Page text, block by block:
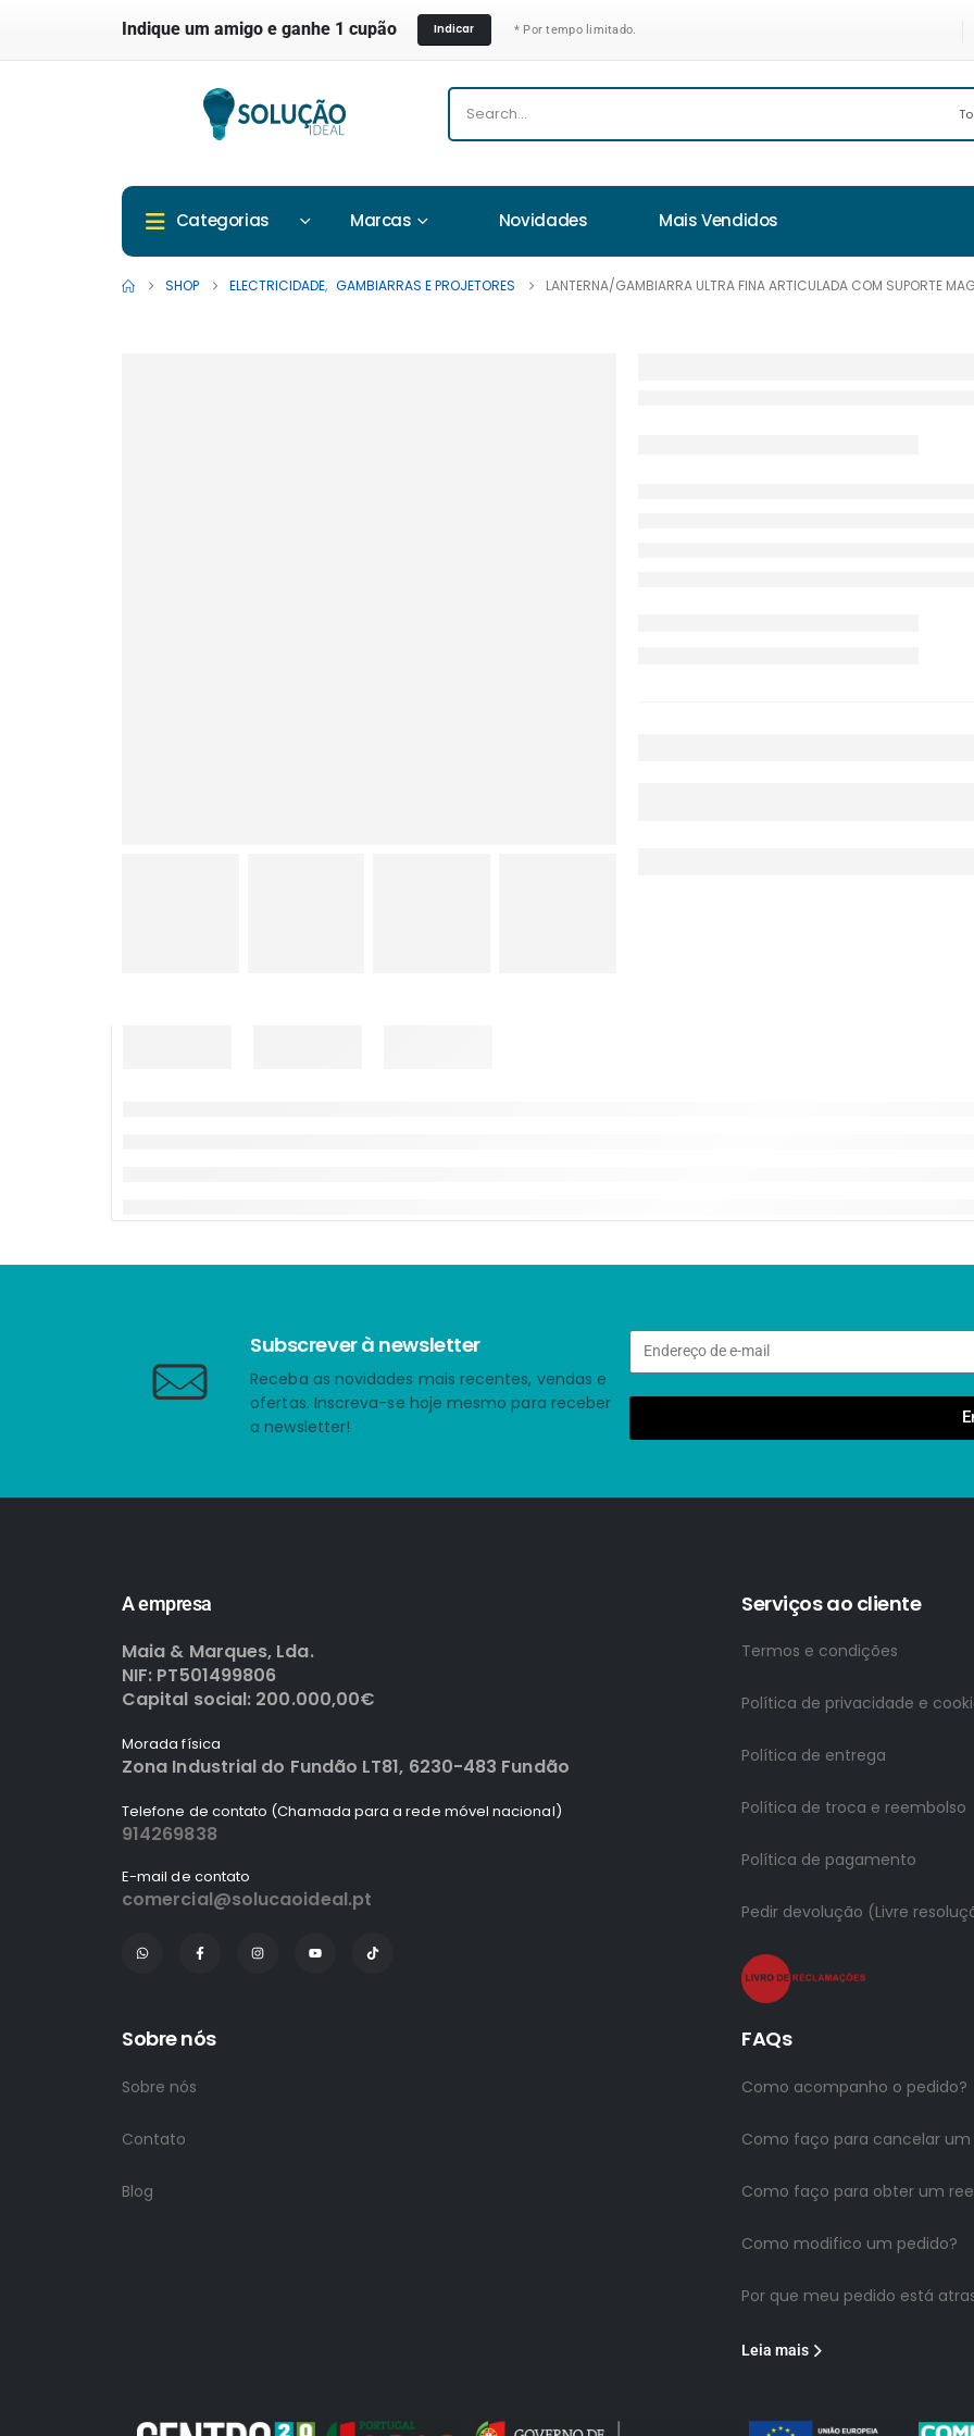
Indique um amigo e ganhe 1 cupão Indicar * Por tempo limitado.
Categorias Marcas Novidades Mais Vendidos
SHOP ELECTRICIDADE, GAMBIARRAS E PROJETORES LANTERNA/GAMBIARRA ULTRA FINA ARTICULADA COM SUPORTE
Subscrever à newsletter
Receba as novidades mais recentes, vendas e
ofertas. Inscreva-se hoje mesmo para receber
a newsletter!
A empresa
Maia & Marques, Lda.
NIF: PT501499806
Capital social: 200.000,00€
Morada física
Zona Industrial do Fundão LT81, 6230-483 Fundão
Telefone de contato (Chamada para a rede móvel nacional)
914269838
E-mail de contato
comercial@solucaoideal.pt
Serviços ao cliente
Termos e condições
Política de privacidade e
Política de entrega
Política de troca e reembolso
Política de pagamento
Pedir devolução (Livre
Sobre nós
Sobre nós
Contato
Blog
FAQs
Como acompanho o pedido?
Como faço para cancelar um
Como faço para obter um
Como modifico um pedido?
Por que meu pedido está
Leia mais